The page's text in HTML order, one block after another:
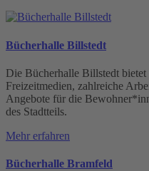
Bücherhalle Billstedt
Die Bücherhalle Billstedt
Freizeitmedien, zahlreiche
Angebote für die
des Stadtteils.
Mehr erfahren
Bücherhalle Bramfeld